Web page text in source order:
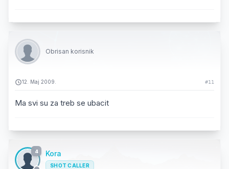
Obrisan korisnik
12. Maj 2009. #11
Ma svi su za treb se ubacit
4 Kora
SHOT CALLER